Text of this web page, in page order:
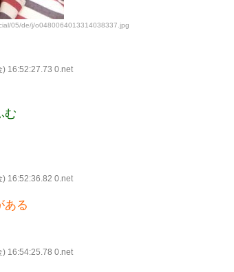
05/de/j/o0480064013314038337.jpg
) 16:52:27.73 0.net
む
) 16:52:36.82 0.net
ある
) 16:54:25.78 0.net